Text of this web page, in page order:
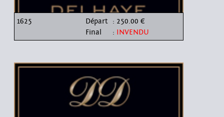
1625 Départ : 250.00 €
Final
: INVENDU